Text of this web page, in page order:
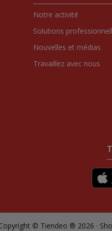
Notre activité
Solutions
Nouvelles et médias
Travaillez avec nous
© Tiendeo ® 2026 ·